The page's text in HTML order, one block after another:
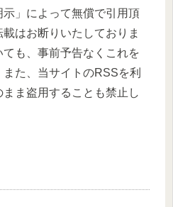
」によって無償で引用頂
はお断りいたしておりま
も、事前予告なくこれを
た、当サイトのRSSを利
ま盗用することも禁止し